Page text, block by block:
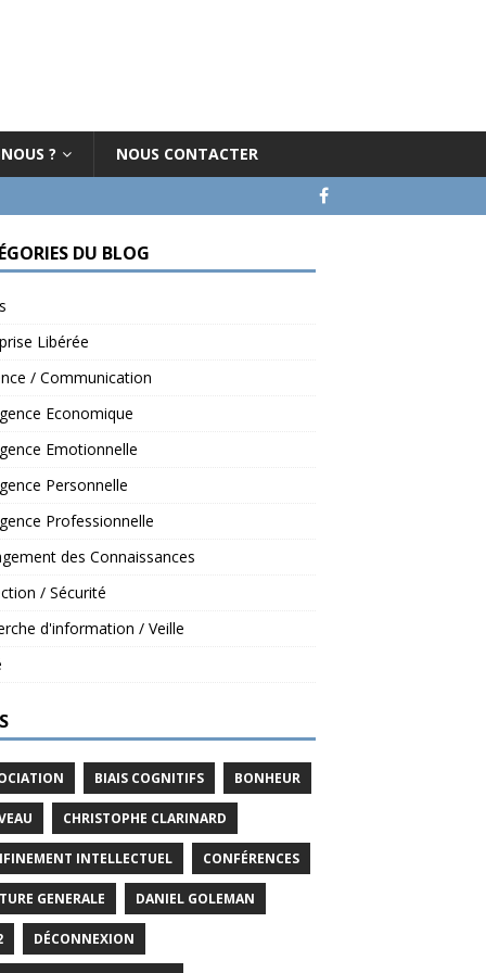
? NOUS CONTACTER
DU BLOG
Libérée
/ Communication
Economique
Emotionnelle
Personnelle
Professionnelle
des Connaissances
/ Sécurité
d'information / Veille
BIAIS COGNITIFS BONHEUR
CHRISTOPHE CLARINARD
INTELLECTUEL CONFÉRENCES
GENERALE DANIEL GOLEMAN
DÉCONNEXION